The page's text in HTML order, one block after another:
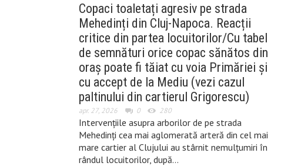
Copaci toaletați agresiv pe strada
Mehedinți din Cluj-Napoca. Reacții
critice din partea locuitorilor/Cu tabel
de semnături orice copac sănătos din
oraș poate fi tăiat cu voia Primăriei și
cu accept de la Mediu (vezi cazul
paltinului din cartierul Grigorescu)
apr. 27, 2026 0 280
Intervențiile asupra arborilor de pe strada
Mehedinți cea mai aglomerată arteră din cel mai
mare cartier al Clujului au stârnit nemulțumiri în
rândul locuitorilor, după…